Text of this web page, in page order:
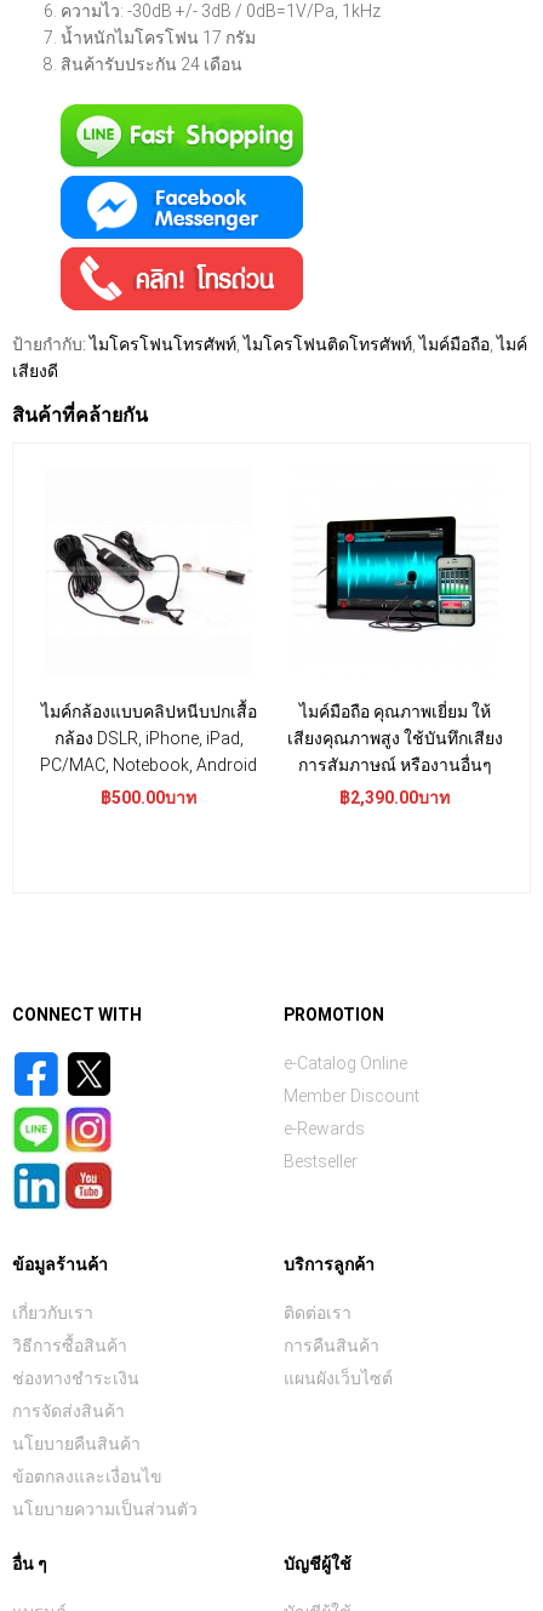
ความไว: -30dB +/- 3dB / 0dB=1V/Pa, 1kHz
น้ำหนักไมโครโฟน 17 กรัม
สินค้ารับประกัน 24 เดือน
ป้ายกำกับ: ไมโครโฟนโทรศัพท์ ,ไมโครโฟนติดโทรศัพท์ ,ไมค์มือถือ ,ไมค์
เสียงดี
สินค้าที่คล้ายกัน
ไมค์กล้องแบบคลิปหนีบปกเสื้อ
กล้อง DSLR, iPhone, iPad,
PC/MAC, Notebook, Android
฿500.00บาท
ไมค์มือถือ คุณภาพเยี่ยม ให้
เสียงคุณภาพสูง ใช้บันทึกเสียง
การสัมภาษณ์ หรืองานอื่นๆ
฿2,390.00บาท
CONNECT WITH PROMOTION
e-Catalog Online
Member Discount
e-Rewards
Bestseller
ข้อมูลร้านค้า
เกี่ยวกับเรา
วิธีการซื้อสินค้า
ช่องทางชำระเงิน
การจัดส่งสินค้า
นโยบายคืนสินค้า
ข้อตกลงและเงื่อนไข
นโยบายความเป็นส่วนตัว
บริการลูกค้า
ติดต่อเรา
การคืนสินค้า
แผนผังเว็บไซต์
อื่น ๆ บัญชีผู้ใช้